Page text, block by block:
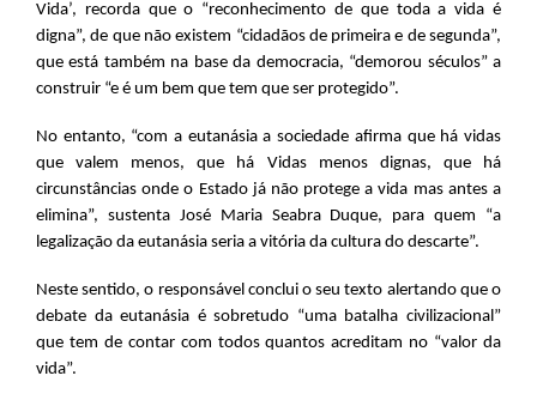
Vida’, recorda que o “reconhecimento de que toda a vida é
digna”, de que não existem “cidadãos de primeira e de segunda”,
que está também na base da democracia, “demorou séculos” a
construir “e é um bem que tem que ser protegido”.
No entanto, “com a eutanásia a sociedade afirma que há vidas
que valem menos, que há Vidas menos dignas, que há
circunstâncias onde o Estado já não protege a vida mas antes a
elimina”, sustenta José Maria Seabra Duque, para quem “a
legalização da eutanásia seria a vitória da cultura do descarte”.
Neste sentido, o responsável conclui o seu texto alertando que o
debate da eutanásia é sobretudo “uma batalha civilizacional”
que tem de contar com todos quantos acreditam no “valor da
vida”.